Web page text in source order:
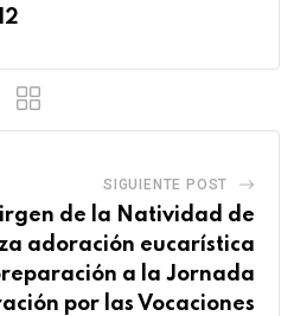
SIGUIENTE POST
de la Natividad de
adoración eucarística
a la Jornada
por las Vocaciones